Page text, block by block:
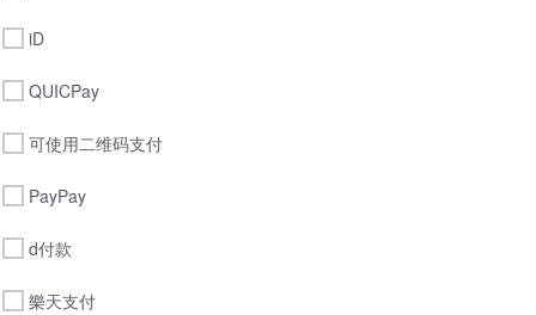
iD
QUICPay
可使用二维码支付
PayPay
d付款
樂天支付